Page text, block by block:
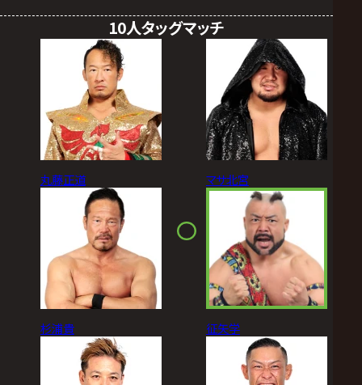
10人タッグマッチ
丸藤正道
杉浦貴
マサ北宮
征矢学